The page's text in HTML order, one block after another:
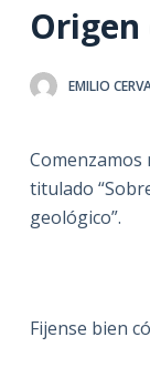
o
Origen
EMILIO
Comenzamos
titulado
geológico”.
Fijense bien